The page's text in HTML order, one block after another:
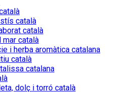
català
català
català
i herba aromàtica catalana
català
catalana
dolç i torró català